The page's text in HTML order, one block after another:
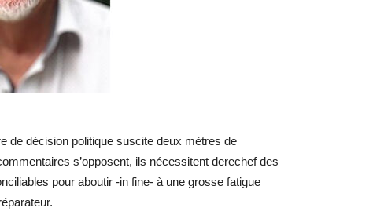
de décision politique suscite deux mètres de
s’opposent, ils nécessitent derechef des
pour aboutir -in fine- à une grosse fatigue